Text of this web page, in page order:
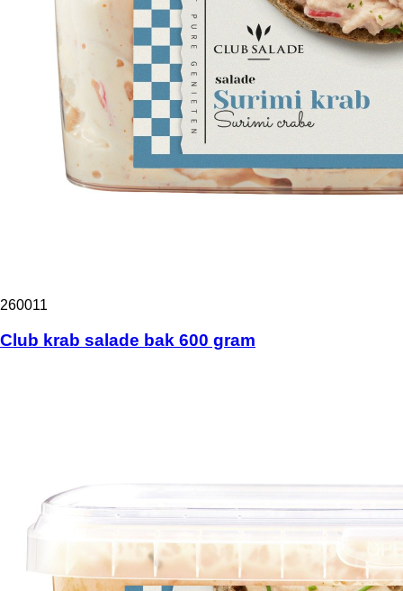
260011
Club krab salade bak 600 gram